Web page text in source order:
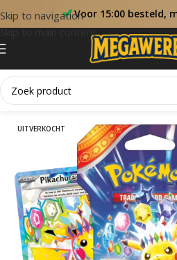
Skip to navigation
Skip to main content
Voor 15:00 besteld,
Home Booster Packs
UITVERKOCHT